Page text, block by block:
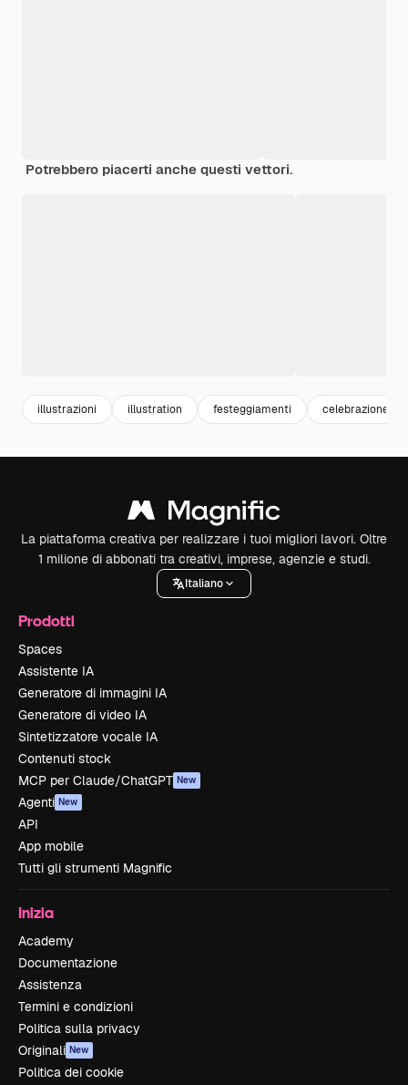
Potrebbero piacerti anche questi vettori.
illustrazioni illustration festeggiamenti celebrazione
La piattaforma creativa per realizzare i tuoi migliori lavori. Oltre
1 milione di abbonati tra creativi, imprese, agenzie e studi.
Italiano
Prodotti
Spaces
Assistente IA
Generatore di immagini IA
Generatore di video IA
Sintetizzatore vocale IA
Contenuti stock
MCP per Claude/ChatGPT New
Agenti New
API
App mobile
Tutti gli strumenti Magnific
Inizia
Academy
Documentazione
Assistenza
Termini e condizioni
Politica sulla privacy
Originali New
Politica dei cookie